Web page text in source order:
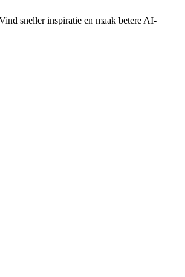
sneller inspiratie en maak betere AI-